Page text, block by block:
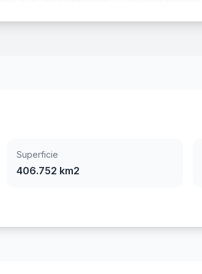
Superficie
406.752 km2